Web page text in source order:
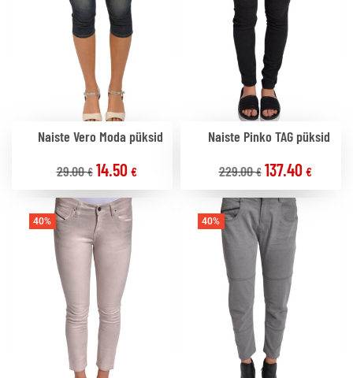
Naiste Vero Moda püksid
29.00€ 14.50 €
Naiste Pinko TAG püksid
229.00€ 137.40 €
40% 40%